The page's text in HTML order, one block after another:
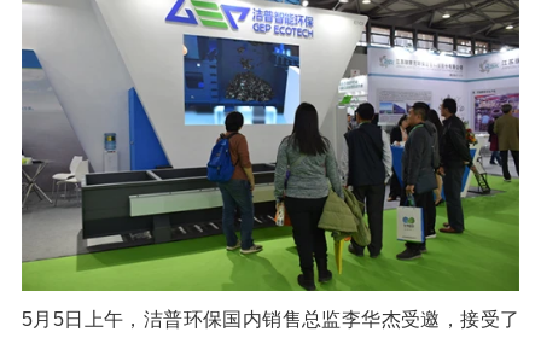
5月5日上午，洁普环保国内销售总监李华杰受邀，接受了